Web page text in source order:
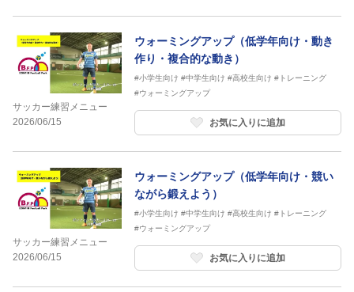
サッカー練習メニュー
2026/06/15
ウォーミングアップ（低学年向け・動き
作り・複合的な動き）
#小学生向け #中学生向け #高校生向け #トレーニング
#ウォーミングアップ
お気に入りに追加
サッカー練習メニュー
2026/06/15
ウォーミングアップ（低学年向け・競い
ながら鍛えよう）
#小学生向け #中学生向け #高校生向け #トレーニング
#ウォーミングアップ
お気に入りに追加